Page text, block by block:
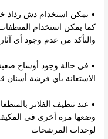
• يمكن استخدام دش رذاذ
كما يمكن استخدام
والتأكد من عدم وجود أي
• في حالة وجود أوساخ
الاستعانة بأي فرشة أسنان
• عند تنظيف الفلاتر
وضعها مرة أخرى في
لوحدات المرشحات